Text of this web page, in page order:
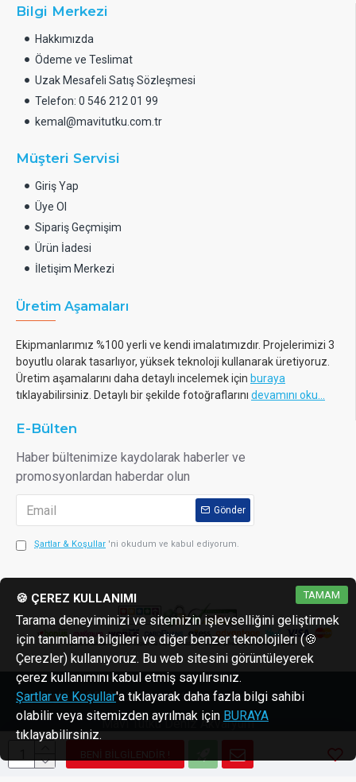
BENI BILGILENDIR !
Bilgi Merkezi
Hakkımızda
Ödeme ve Teslimat
Uzak Mesafeli Satış Sözleşmesi
Telefon: 0 546 212 01 99
kemal@mavitutku.com.tr
Müşteri Servisi
Giriş Yap
Üye Ol
Sipariş Geçmişim
Ürün İadesi
İletişim Merkezi
Üretim Aşamaları
Ekipmanlarımız %100 yerli ve kendi imalatımızdır. Projelerimizi 3
boyutlu olarak tasarlıyor, yüksek teknoloji kullanarak üretiyoruz.
Üretim aşamalarını daha detaylı incelemek için buraya
tıklayabilirsiniz. Detaylı bir şekilde fotoğraflarını devamını oku...
E-Bülten
Haber bültenimize kaydolarak haberler ve
promosyonlardan haberdar olun
Gönder
Şartlar & Koşullar 'ni okudum ve kabul ediyorum.
Copyright © 2013 - 2026 reaktorler.com
Mavi Tutku Deniz Akvaryum
TAMAM
🍪 ÇEREZ KULLANIMI
Tarama deneyiminizi ve sitemizin işlevselliğini geliştirmek
için tanımlama bilgileri ve diğer benzer teknolojileri (🍪
Çerezler) kullanıyoruz. Bu web sitesini görüntüleyerek
çerez kullanımını kabul etmiş sayılırsınız.
Şartlar ve Koşullar'a tıklayarak daha fazla bilgi sahibi
olabilir veya sitemizden ayrılmak için BURAYA
tıklayabilirsiniz.